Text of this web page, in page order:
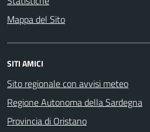
Mappa del Sito
SITI AMICI
Sito regionale con avvisi meteo
Regione Autonoma della Sardegna
Provincia di Oristano